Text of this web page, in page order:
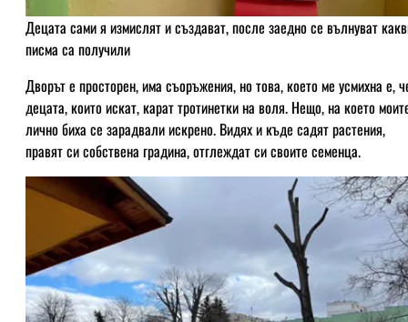
Децата сами я измислят и създават, после заедно се вълнуват
писма са получили
Дворът е просторен, има съоръжения, но това, което ме усмихна е,
децата, които искат, карат тротинетки на воля. Нещо, на което
лично биха се зарадвали искрено. Видях и къде садят растения,
правят си собствена градина, отглеждат си своите семенца.